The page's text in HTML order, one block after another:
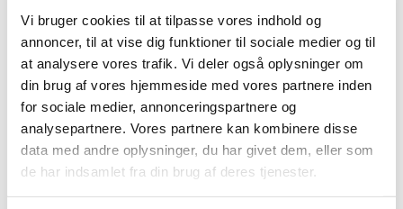
Vi bruger cookies til at tilpasse vores indhold og
annoncer, til at vise dig funktioner til sociale medier og til
at analysere vores trafik. Vi deler også oplysninger om
din brug af vores hjemmeside med vores partnere inden
for sociale medier, annonceringspartnere og
analysepartnere. Vores partnere kan kombinere disse
data med andre oplysninger, du har givet dem, eller som
de har indsamlet fra din brug af deres tjenester.
Du vil måske også kunne
lide...